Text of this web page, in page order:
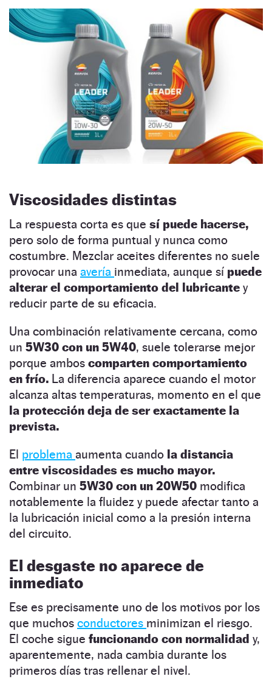
Viscosidades distintas
La respuesta corta es que sí puede hacerse,
pero solo de forma puntual y nunca como
costumbre. Mezclar aceites diferentes no suele
provocar una avería inmediata, aunque sí puede
alterar el comportamiento del lubricante y
reducir parte de su eficacia.
Una combinación relativamente cercana, como
un 5W30 con un 5W40, suele tolerarse mejor
porque ambos comparten comportamiento
en frío. La diferencia aparece cuando el motor
alcanza altas temperaturas, momento en el que
la protección deja de ser exactamente la
prevista.
El problema aumenta cuando la distancia
entre viscosidades es mucho mayor.
Combinar un 5W30 con un 20W50 modifica
notablemente la fluidez y puede afectar tanto a
la lubricación inicial como a la presión interna
del circuito.
El desgaste no aparece de
inmediato
Ese es precisamente uno de los motivos por los
que muchos conductores minimizan el riesgo.
El coche sigue funcionando con normalidad y,
aparentemente, nada cambia durante los
primeros días tras rellenar el nivel.